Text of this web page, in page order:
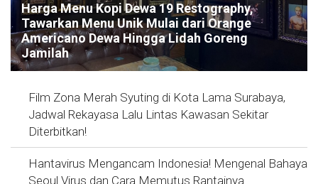
Harga Menu Kopi Dewa 19 Restography,
Tawarkan Menu Unik Mulai dari Orange
Americano Dewa Hingga Lidah Goreng
Jamilah
Film Zona Merah Syuting di Kota Lama Surabaya,
Jadwal Rekayasa Lalu Lintas Kawasan Sekitar
Diterbitkan!
Hantavirus Mengancam Indonesia! Mengenal Bahaya
Seoul Virus dan Cara Memutus Rantainya